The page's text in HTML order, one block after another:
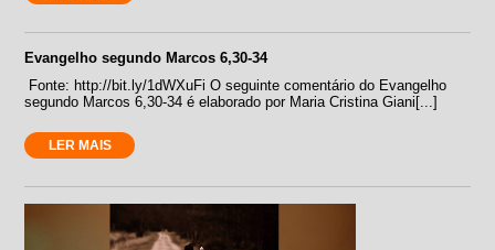
Evangelho segundo Marcos 6,30-34
Fonte: http://bit.ly/1dWXuFi O seguinte comentário do Evangelho
segundo Marcos 6,30-34 é elaborado por Maria Cristina Giani[...]
LER MAIS